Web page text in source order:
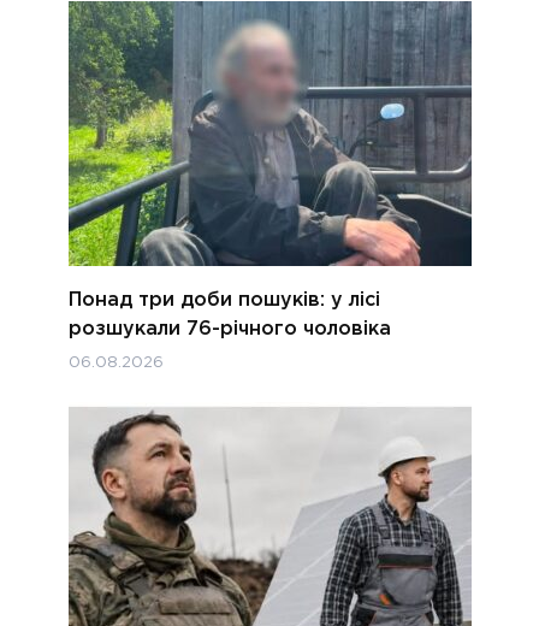
Понад три доби пошуків: у лісі
розшукали 76-річного чоловіка
06.08.2026